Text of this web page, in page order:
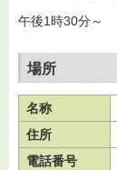
午後1時30分～
場所
名称
住所
電話番号